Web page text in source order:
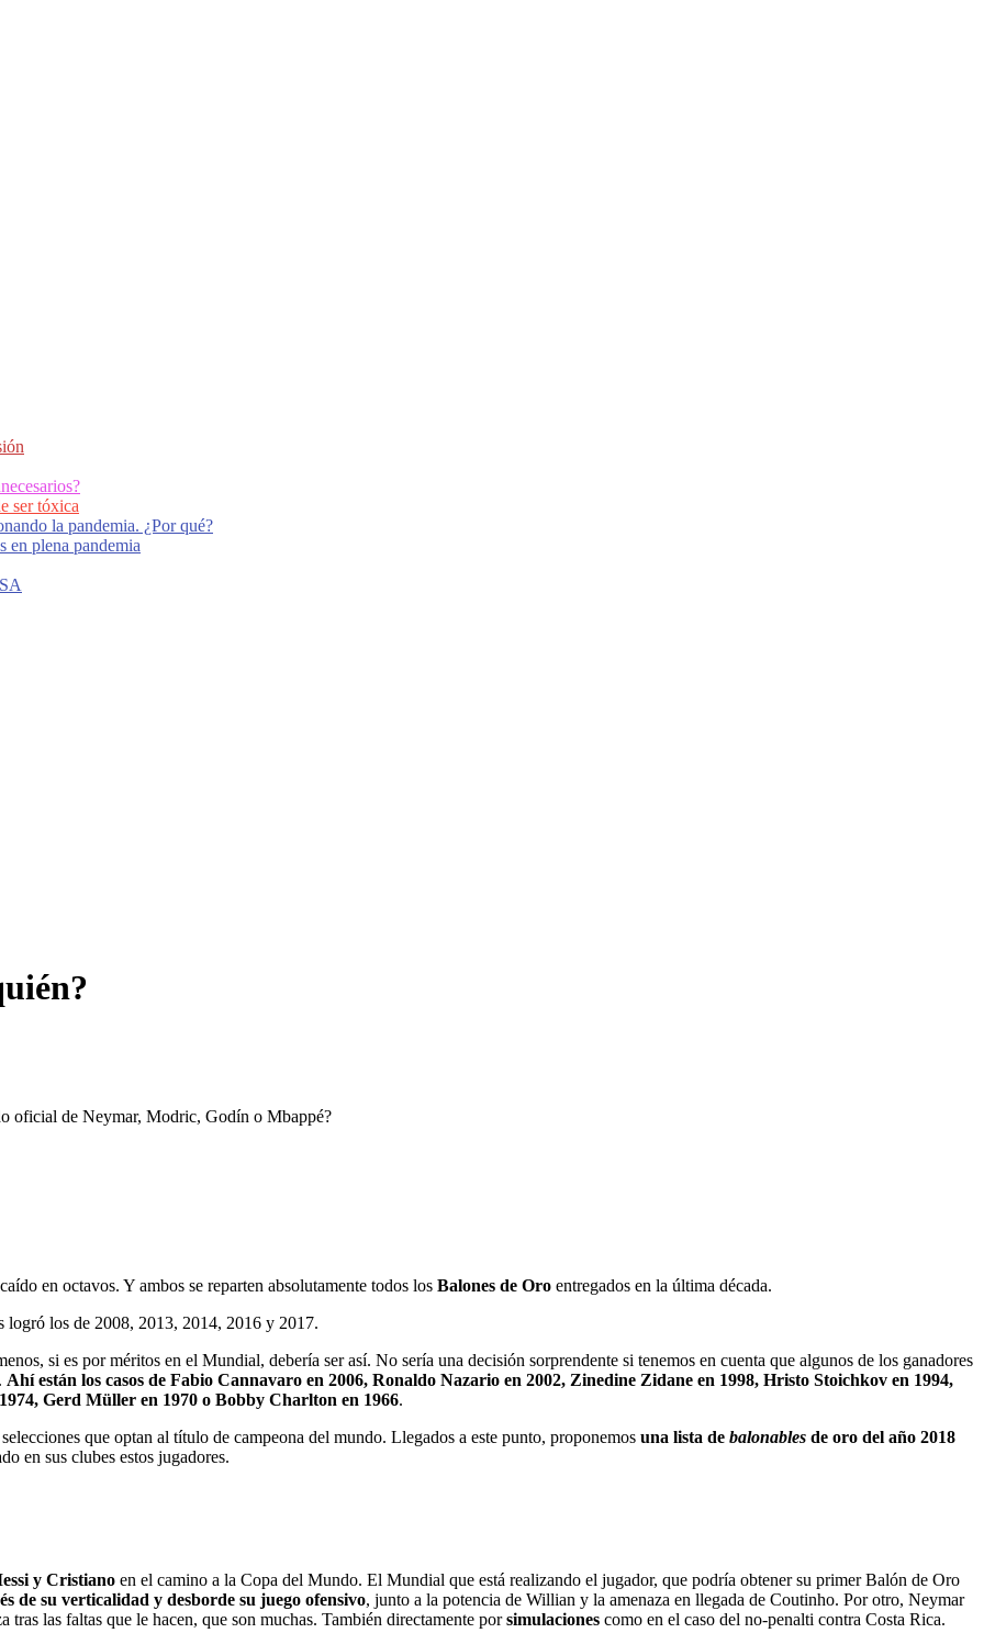
ser tóxica
la pandemia. ¿Por qué?
en plena pandemia
oficial de Neymar, Modric, Godín o Mbappé?
en octavos. Y ambos se reparten absolutamente todos los Balones de Oro entregados en la última década.
los de 2008, 2013, 2014, 2016 y 2017.
si es por méritos en el Mundial, debería ser así. No sería una decisión sorprendente si tenemos en cuenta que algunos de los ganadores
Ahí están los casos de Fabio Cannavaro en 2006, Ronaldo Nazario en 2002, Zinedine Zidane en 1998, Hristo Stoichkov en 1994,
Gerd Müller en 1970 o Bobby Charlton en 1966.
que optan al título de campeona del mundo. Llegados a este punto, proponemos una lista de balonables de oro del año 2018
en sus clubes estos jugadores.
y Cristiano en el camino a la Copa del Mundo. El Mundial que está realizando el jugador, que podría obtener su primer Balón de Oro
de su verticalidad y desborde su juego ofensivo, junto a la potencia de Willian y la amenaza en llegada de Coutinho. Por otro, Neymar
tras las faltas que le hacen, que son muchas. También directamente porsimulaciones como en el caso del no-penalti contra Costa Rica.